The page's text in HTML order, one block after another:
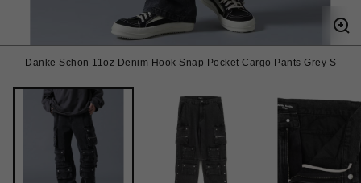
Danke Schon 11oz Denim Hook Snap Pocket Cargo Pants Grey S